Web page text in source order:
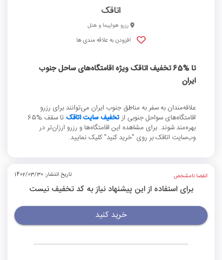
اتاقک
رزرو هواپیما و هتل
افزودن به علاقه مندی ها
تا %65 تخفیف اتاقک ویژه اقامتگاه‌های ساحل جنوب
ایران
علاقه‌مندان به سفر به مناطق جنوب ایران می‌توانند برای رزرو
اقامتگاه‌های سواحل جنوبی ازتخفیف سایت اتاقک
تا سقف %65
بهره‌مند شوند. برای مشاهده این اقامتگاه‌ها و رزرو ارزان‌تر در
وب‌سایت اتاقک بر روی "خرید کنید" کلیک نمایید.
انقضا نامشخص تاریخ انتشار: 1402/03/30
برای استفاده از این پیشنهاد نیاز به کد تخفیف نیست
خرید کنید